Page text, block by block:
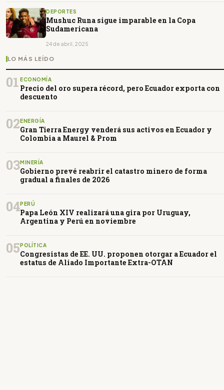
DEPORTES
Mushuc Runa sigue imparable en la Copa
Sudamericana
24 de abril, 2025
LO MÁS LEÍDO
01 ECONOMÍA
Precio del oro supera récord, pero Ecuador exporta con
descuento
02ENERGÍA
Gran Tierra Energy venderá sus activos en Ecuador y
Colombia a Maurel & Prom
03MINERÍA
Gobierno prevé reabrir el catastro minero de forma
gradual a finales de 2026
04PERÚ
Papa León XIV realizará una gira por Uruguay,
Argentina y Perú en noviembre
05POLÍTICA
Congresistas de EE. UU. proponen otorgar a Ecuador el
estatus de Aliado Importante Extra-OTAN